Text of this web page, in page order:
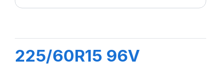
225/60R15 96V